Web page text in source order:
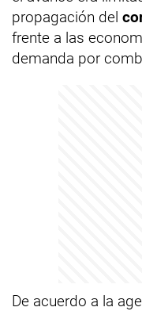
propagación del
frente a las
demanda por
De acuerdo a la